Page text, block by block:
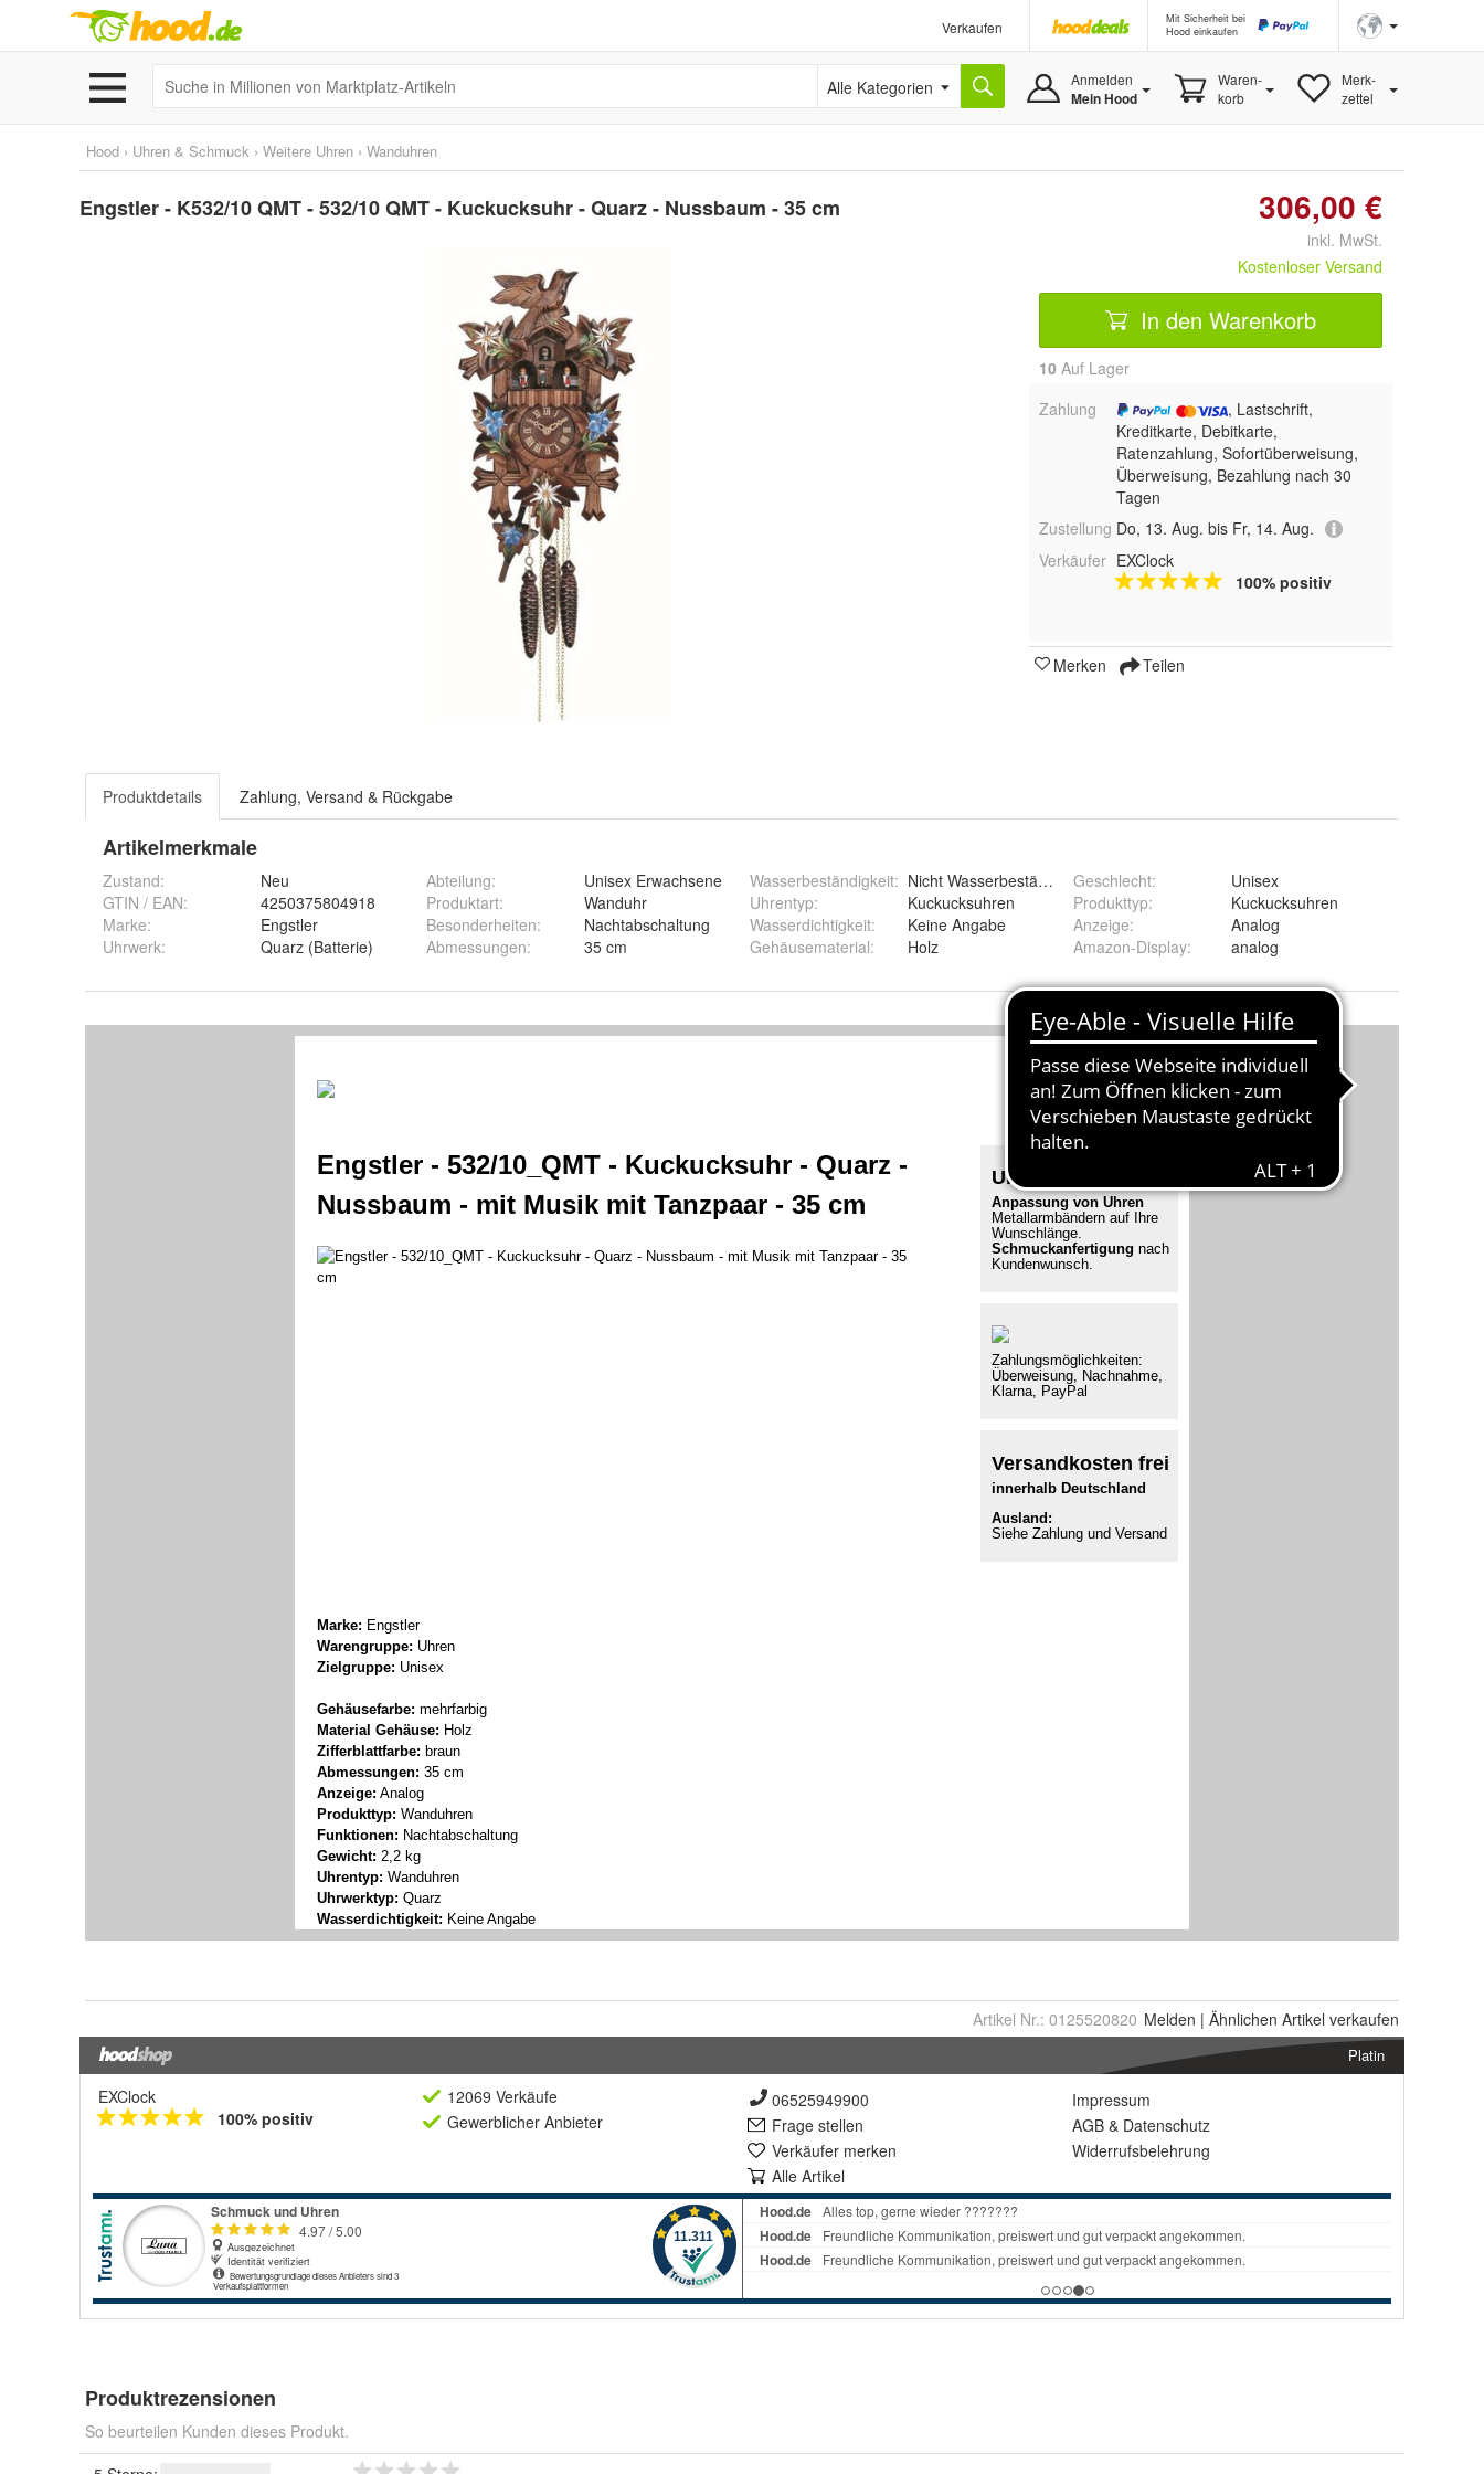
Verkaufen
Mit Sicherheit bei
Hood einkaufen
Alle Kategorien Anmelden
Mein Hood
Waren-
korb
Merk-
zettel
Hood › Uhren & Schmuck › Weitere Uhren › Wanduhren
Engstler - K532/10 QMT - 532/10 QMT - Kuckucksuhr - Quarz - Nussbaum - 35 cm 306,00 €
inkl. MwSt.
Kostenloser Versand
In den Warenkorb
10 Auf Lager
Zahlung
, Lastschrift,
Kreditkarte, Debitkarte,
Ratenzahlung, Sofortüberweisung,
Überweisung, Bezahlung nach 30
Tagen
Zustellung Do, 13. Aug. bis Fr, 14. Aug.
Verkäufer EXClock
100% positiv
Merken Teilen
Produktdetails Zahlung, Versand & Rückgabe
Artikelmerkmale
Zustand:
Neu
GTIN / EAN:
4250375804918
Marke:
Engstler
Uhrwerk: Quarz (Batterie)
Abteilung:
Unisex Erwachsene
Produktart:
Wanduhr
Besonderheiten:
Nachtabschaltung
Abmessungen: 35 cm
Wasserbeständigkeit: Nicht Wasserbeständig
Uhrentyp:
Kuckucksuhren
Wasserdichtigkeit:
Keine Angabe
Gehäusematerial: Holz
Geschlecht:
Unisex
Produkttyp:
Kuckucksuhren
Anzeige:
Analog
Amazon-Display: analog
Artikel Nr.: 0125520820 Melden | Ähnlichen Artikel verkaufen
Platin
EXClock
100% positiv
12069 Verkäufe
Gewerblicher Anbieter
06525949900
Frage stellen
Verkäufer merken
Alle Artikel
Impressum
AGB & Datenschutz
Widerrufsbelehrung
Produktrezensionen
So beurteilen Kunden dieses Produkt.